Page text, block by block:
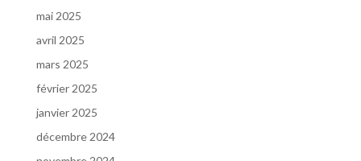
mai 2025
avril 2025
mars 2025
février 2025
janvier 2025
décembre 2024